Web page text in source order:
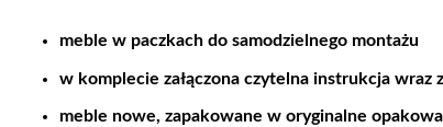
meble w paczkach do samodzielnego montażu
w komplecie załączona czytelna instrukcja wraz
meble nowe, zapakowane w oryginalne